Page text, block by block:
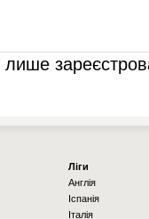
Ліги
Англія
Іспанія
Італія